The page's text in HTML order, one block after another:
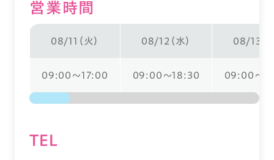
営業時間
08/11（火） 08/12（水） 08/13（
09:00～17:00 09:00～18:30 09:00～
TEL